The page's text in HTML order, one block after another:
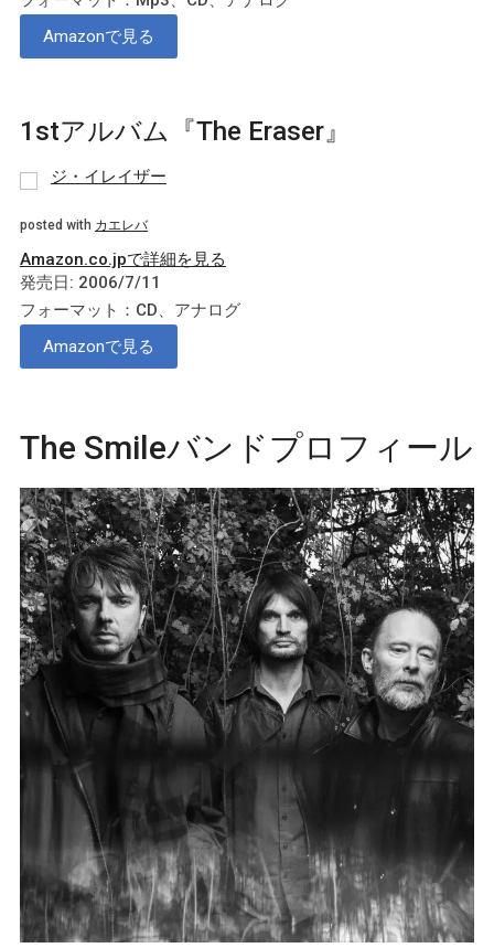
Amazonで見る
1stアルバム『The Eraser』
ジ・イレイザー
posted with カエレバ
Amazon.co.jpで詳細を見る
発売日: 2006/7/11
フォーマット：CD、アナログ
Amazonで見る
The Smileバンドプロフィール